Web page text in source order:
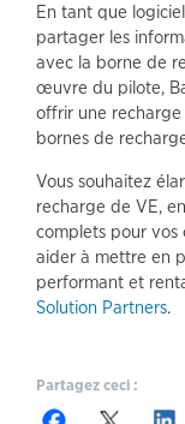
En tant que
partager les
avec la borne de
œuvre du pilote,
offrir une
bornes de
Vous souhaitez
recharge de VE,
complets pour vos
aider à mettre en
performant et
Solution Partners.
Partagez ceci :